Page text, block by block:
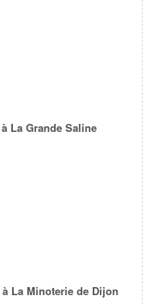
à La Grande Saline
à La Minoterie de Dijon